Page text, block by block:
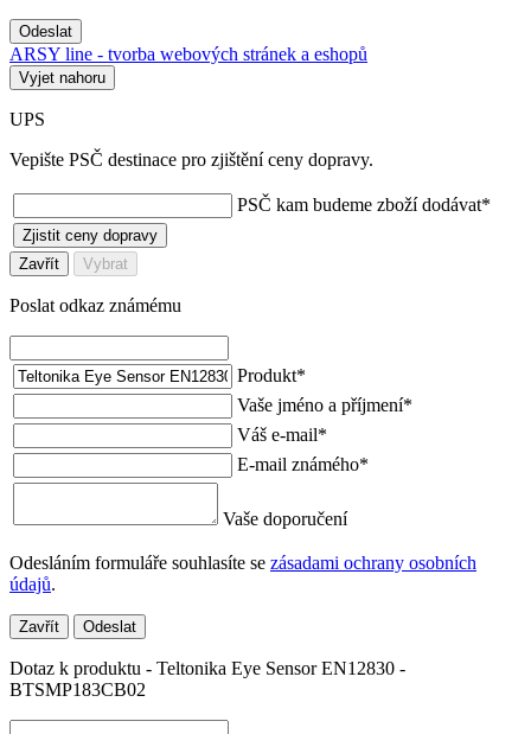
Odeslat
ARSY line - tvorba webových stránek a eshopů
Vyjet nahoru
UPS
Vepište PSČ destinace pro zjištění ceny dopravy.
PSČ kam budeme zboží dodávat*
Zjistit ceny dopravy
Zavřít
Vybrat
Poslat odkaz známému
Produkt*
Vaše jméno a příjmení*
Váš e-mail*
E-mail známého*
Vaše doporučení
Odesláním formuláře souhlasíte se zásadami ochrany osobních
údajů.
Zavřít Odeslat
Dotaz k produktu - Teltonika Eye Sensor EN12830 -
BTSMP183CB02